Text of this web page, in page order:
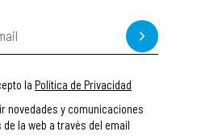
la Política de Privacidad
novedades y comunicaciones
la web a través del email